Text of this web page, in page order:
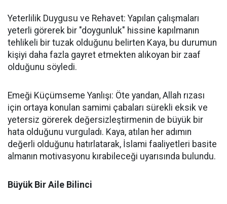
Yeterlilik Duygusu ve Rehavet: Yapılan çalışmaları
yeterli görerek bir "doygunluk" hissine kapılmanın
tehlikeli bir tuzak olduğunu belirten Kaya, bu durumun
kişiyi daha fazla gayret etmekten alıkoyan bir zaaf
olduğunu söyledi.
Emeği Küçümseme Yanlışı: Öte yandan, Allah rızası
için ortaya konulan samimi çabaları sürekli eksik ve
yetersiz görerek değersizleştirmenin de büyük bir
hata olduğunu vurguladı. Kaya, atılan her adımın
değerli olduğunu hatırlatarak, İslami faaliyetleri basite
almanın motivasyonu kırabileceği uyarısında bulundu.
Büyük Bir Aile Bilinci